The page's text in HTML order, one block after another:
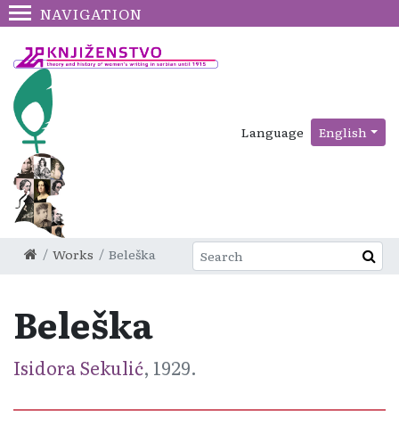
NAVIGATION
Language English
Works Beleška
Beleška
Isidora Sekulić, 1929.